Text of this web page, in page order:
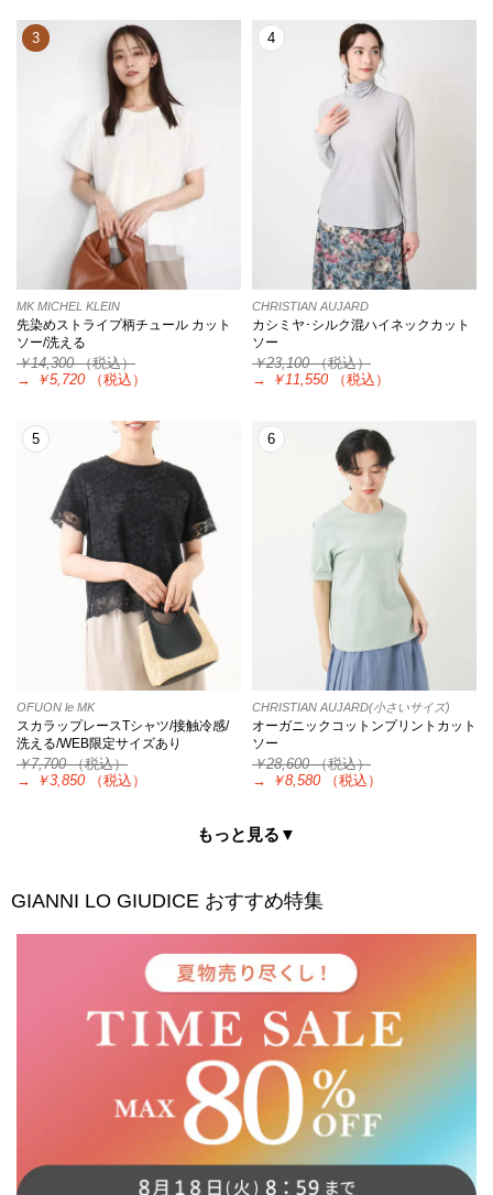
3
MK MICHEL KLEIN
先染めストライプ柄チュール カット
ソー/洗える
￥14,300（税込）
→
￥5,720 （税込）
4
CHRISTIAN AUJARD
カシミヤ･シルク混ハイネックカット
ソー
￥23,100（税込）
→
￥11,550 （税込）
5
OFUON le MK
スカラップレースTシャツ/接触冷感/
洗える/WEB限定サイズあり
￥7,700（税込）
→
￥3,850 （税込）
6
CHRISTIAN AUJARD(小さいサイズ)
オーガニックコットンプリントカット
ソー
￥28,600（税込）
→
￥8,580 （税込）
もっと見る▼
GIANNI LO GIUDICE おすすめ特集